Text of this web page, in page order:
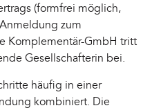
(formfrei möglich,
zum
Komplementär-GmbH tritt
Gesellschafterin bei.
häufig in einer
kombiniert. Die